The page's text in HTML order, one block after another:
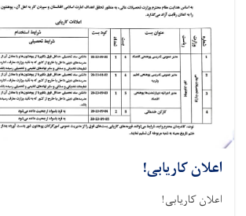
اعلان کاریابی!
اعلان کاریابی!